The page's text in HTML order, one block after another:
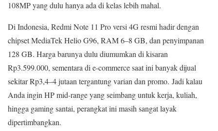
108MP yang dulu hanya ada di kelas lebih mahal.
Di Indonesia, Redmi Note 11 Pro versi 4G resmi hadir dengan
chipset MediaTek Helio G96, RAM 6–8 GB, dan penyimpanan
128 GB. Harga barunya dulu diumumkan di kisaran
Rp3.599.000, sementara di e-commerce saat ini banyak dijual
sekitar Rp3,4–4 jutaan tergantung varian dan promo. Jadi kalau
Anda ingin HP mid-range yang seimbang untuk kerja, kuliah,
hingga gaming santai, perangkat ini masih sangat layak
dipertimbangkan.